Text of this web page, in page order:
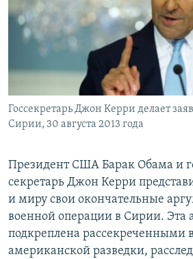
РАСПИСАНИЕ ВЕЩАНИЯ
ПОДПИШИТЕСЬ НА РАССЫЛКУ
СОЦИАЛЬНЫЕ СЕТИ
Все сайты РСЕ/РС
Госсекретарь Джон Керри делает
Сирии, 30 августа 2013 года
Президент США Барак Обама и
секретарь Джон Керри
и миру свои окончательные
военной операции в Сирии. Эта
подкреплена рассекреченными
американской разведки,